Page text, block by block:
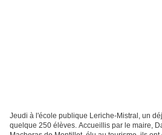
Jeudi à l'école publique Leriche-Mistral, un
quelque 250 élèves. Accueillis par le maire,